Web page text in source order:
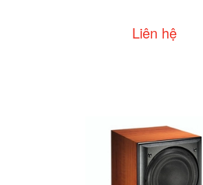
Liên hệ